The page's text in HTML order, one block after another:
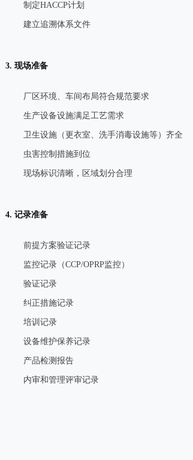
制定HACCP计划
建立追溯体系文件
3. 现场准备
厂区环境、车间布局符合规范要求
生产设备设施满足工艺需求
卫生设施（更衣室、洗手消毒设施等）齐全
虫害控制措施到位
现场标识清晰，区域划分合理
4. 记录准备
前提方案验证记录
监控记录（CCP/OPRP监控）
验证记录
纠正措施记录
培训记录
设备维护保养记录
产品检测报告
内审和管理评审记录